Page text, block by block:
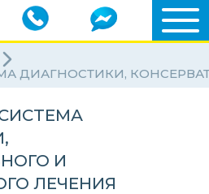
ДИАГНОСТИКИ,
СИСТЕМА
И
ЛЕЧЕНИЯ